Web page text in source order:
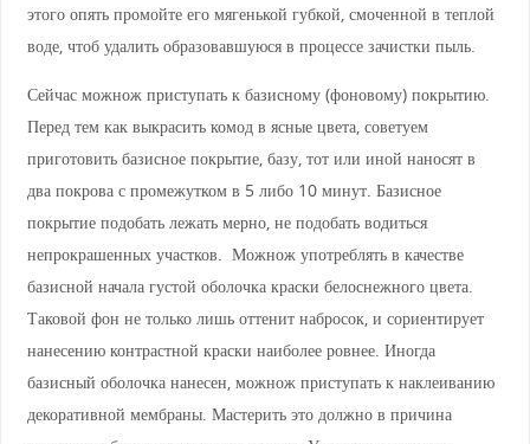
этого опять промойте его мягенькой губкой, смоченной в теплой
воде, чтоб удалить образовавшуюся в процессе зачистки пыль.
Сейчас можнож приступать к базисному (фоновому) покрытию.
Перед тем как выкрасить комод в ясные цвета, советуем
приготовить базисное покрытие, базу, тот или иной наносят в
два покрова с промежутком в 5 либо 10 минут. Базисное
покрытие подобать лежать мерно, не подобать водиться
непрокрашенных участков. Можнож употреблять в качестве
базисной начала густой оболочка краски белоснежного цвета.
Таковой фон не только лишь оттенит набросок, и сориентирует
нанесению контрастной краски наиболее ровнее. Иногда
базисный оболочка нанесен, можнож приступать к наклеиванию
декоративной мембраны. Мастерить это должно в причина